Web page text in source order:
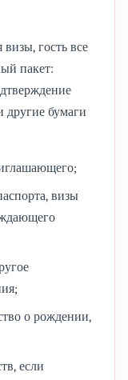
гость все
пакет:
бумаги
визы
о рождении,
если